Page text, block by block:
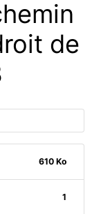
de
610 Ko
1